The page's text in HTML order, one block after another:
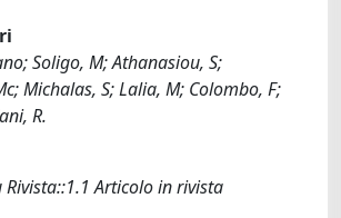
Soligo, M; Athanasiou, S;
Michalas, S; Lalia, M; Colombo, F;
R.
Rivista::1.1 Articolo in rivista